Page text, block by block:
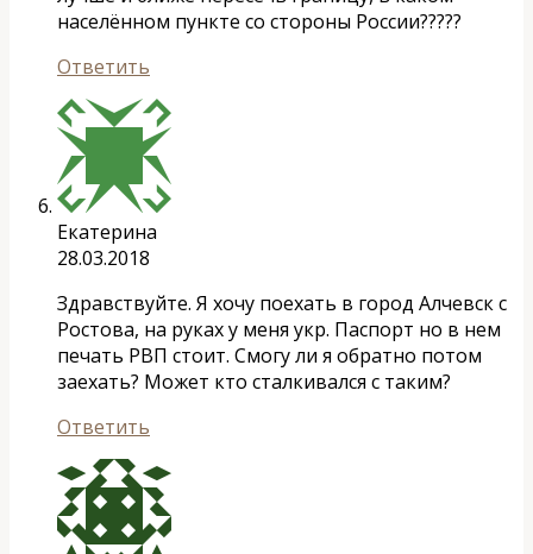
населённом пункте со стороны России?????
Ответить
Екатерина
28.03.2018
Здравствуйте. Я хочу поехать в город Алчевск с
Ростова, на руках у меня укр. Паспорт но в нем
печать РВП стоит. Смогу ли я обратно потом
заехать? Может кто сталкивался с таким?
Ответить